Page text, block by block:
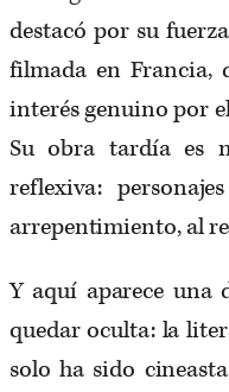
destacó por su
filmada en Francia,
interés genuino por
Su obra tardía es
reflexiva:
arrepentimiento, al
Y aquí aparece una
quedar oculta: la
solo ha sido